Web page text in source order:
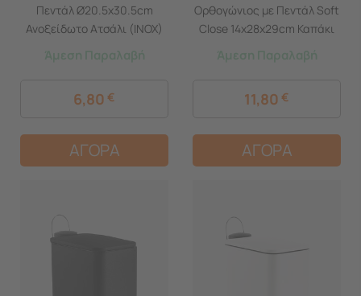
Πεντάλ Ø20.5x30.5cm
Ανοξείδωτο Ατσάλι (ΙΝΟΧ)
Γυαλιστερό Ασημί
Άμεση Παραλαβή
6,80 €
ΑΓΟΡΑ
Ορθογώνιος με Πεντάλ Soft
Close 14x28x29cm Καπάκι
Slim Ανοξείδωτο Ατσάλι
Άμεση Παραλαβή
11,80 €
ΑΓΟΡΑ